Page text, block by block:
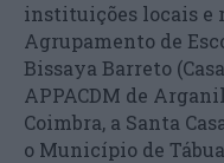
instituições locais e
Agrupamento de
Bissaya Barreto
APPACDM de
Coimbra, a Santa
o Município de